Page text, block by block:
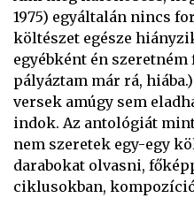
1975) egyáltalán nincs
költészet egésze
egyébként én
pályáztam már rá,
versek amúgy sem
indok. Az antológiát
nem szeretek egy-egy
darabokat olvasni,
ciklusokban,